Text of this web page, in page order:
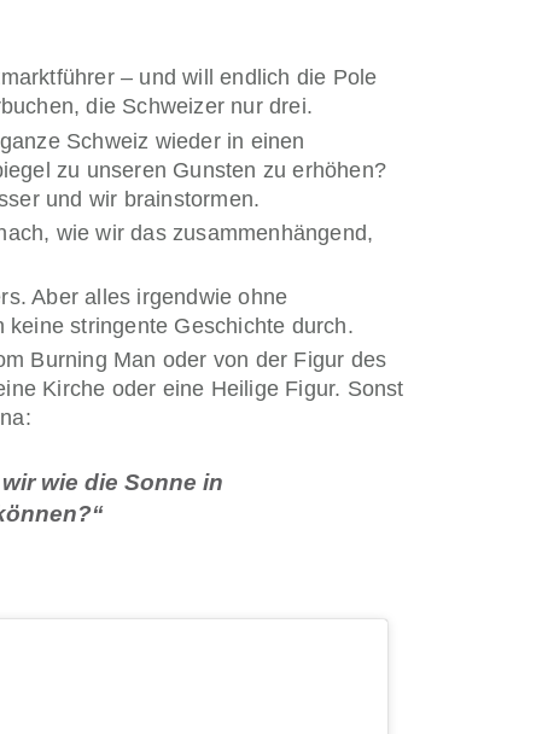
– und will endlich die Pole
die Schweizer nur drei.
Schweiz wieder in einen
zu unseren Gunsten zu erhöhen?
und wir brainstormen.
wie wir das zusammenhängend,
Aber alles irgendwie ohne
stringente Geschichte durch.
Burning Man oder von der Figur des
Kirche oder eine Heilige Figur. Sonst
wie die Sonne in